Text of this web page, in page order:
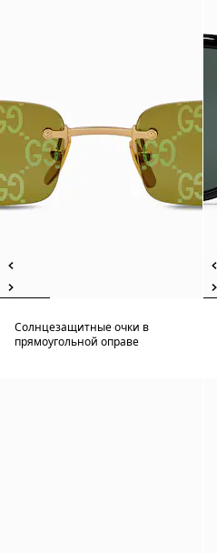
Солнцезащитные очки в
прямоугольной оправе